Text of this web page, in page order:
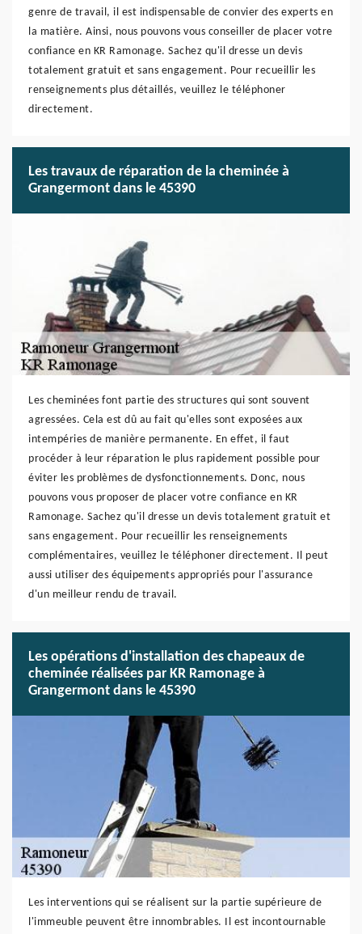
genre de travail, il est indispensable de convier des experts en
la matière. Ainsi, nous pouvons vous conseiller de placer votre
confiance en KR Ramonage. Sachez qu'il dresse un devis
totalement gratuit et sans engagement. Pour recueillir les
renseignements plus détaillés, veuillez le téléphoner
directement.
Les travaux de réparation de la cheminée à
Grangermont dans le 45390
Les cheminées font partie des structures qui sont souvent
agressées. Cela est dû au fait qu'elles sont exposées aux
intempéries de manière permanente. En effet, il faut
procéder à leur réparation le plus rapidement possible pour
éviter les problèmes de dysfonctionnements. Donc, nous
pouvons vous proposer de placer votre confiance en KR
Ramonage. Sachez qu'il dresse un devis totalement gratuit et
sans engagement. Pour recueillir les renseignements
complémentaires, veuillez le téléphoner directement. Il peut
aussi utiliser des équipements appropriés pour l'assurance
d'un meilleur rendu de travail.
Les opérations d'installation des chapeaux de
cheminée réalisées par KR Ramonage à
Grangermont dans le 45390
Les interventions qui se réalisent sur la partie supérieure de
l'immeuble peuvent être innombrables. Il est incontournable